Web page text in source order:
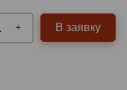
+ В заявку